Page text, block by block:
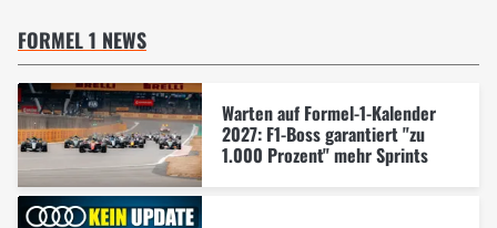
FORMEL 1 NEWS
Warten auf Formel-1-Kalender
2027: F1-Boss garantiert "zu
1.000 Prozent" mehr Sprints